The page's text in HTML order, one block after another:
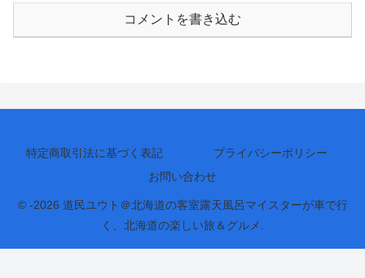
コメントを書き込む
特定商取引法に基づく表記
プライバシーポリシー
お問い合わせ
© -2026 道民ユウト＠北海道の客室露天風呂マイスターが車で行
く、北海道の楽しい旅＆グルメ.